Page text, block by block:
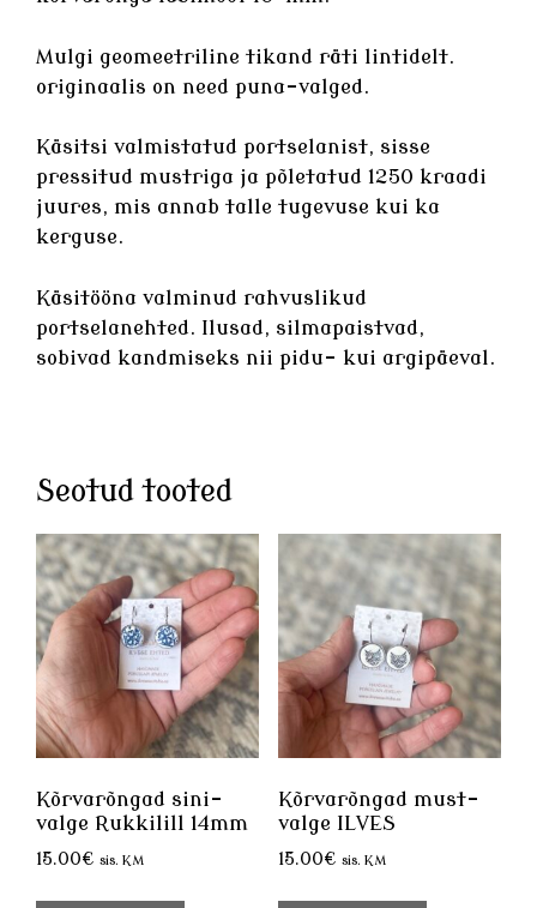
Mulgi geomeetriline tikand räti lintidelt.
originaalis on need puna-valged.
Käsitsi valmistatud portselanist, sisse
pressitud mustriga ja põletatud 1250 kraadi
juures, mis annab talle tugevuse kui ka
kerguse.
Käsitööna valminud rahvuslikud
portselanehted. Ilusad, silmapaistvad,
sobivad kandmiseks nii pidu- kui argipäeval.
Seotud tooted
Kõrvarõngad sini-
valge Rukkilill 14mm
15.00€ sis. KM
Kõrvarõngad must-
valge ILVES
15.00€ sis. KM